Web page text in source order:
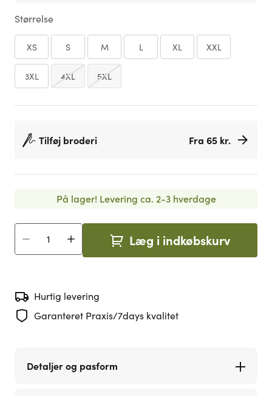
Størrelse
XS S M L XL XXL
3XL 4XL 5XL
Tilføj broderi Fra 65 kr.
På lager! Levering ca. 2-3 hverdage
Antal Læg i indkøbskurv
Hurtig levering
Garanteret Praxis/7days kvalitet
Detaljer og pasform